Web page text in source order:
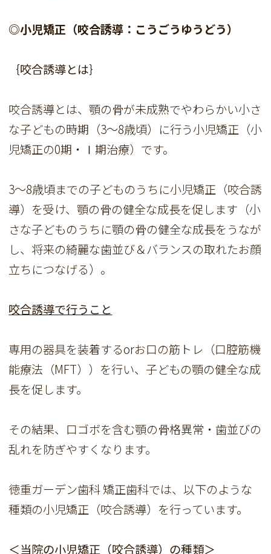
◎小児矯正（咬合誘導：こうごうゆうどう）
｛咬合誘導とは｝
咬合誘導とは、顎の骨が未成熟でやわらかい小さ
な子どもの時期（3～8歳頃）に行う小児矯正（小
児矯正の0期・Ⅰ期治療）です。
3～8歳頃までの子どものうちに小児矯正（咬合誘
導）を受け、顎の骨の健全な成長を促します（小
さな子どものうちに顎の骨の健全な成長をうなが
し、将来の綺麗な歯並び＆バランスの取れたお顔
立ちにつなげる）。
咬合誘導で行うこと
専用の器具を装着するorお口の筋トレ（口腔筋機
能療法（MFT））を行い、子どもの顎の健全な成
長を促します。
その結果、口ゴボを含む顎の骨格異常・歯並びの
乱れを防ぎやすくなります。
徳重ガーデン歯科 矯正歯科では、以下のような
種類の小児矯正（咬合誘導）を行っています。
＜当院の小児矯正（咬合誘導）の種類＞